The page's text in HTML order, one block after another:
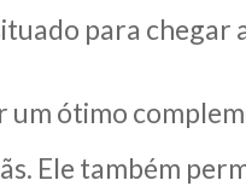
para chegar
ótimo
Ele também